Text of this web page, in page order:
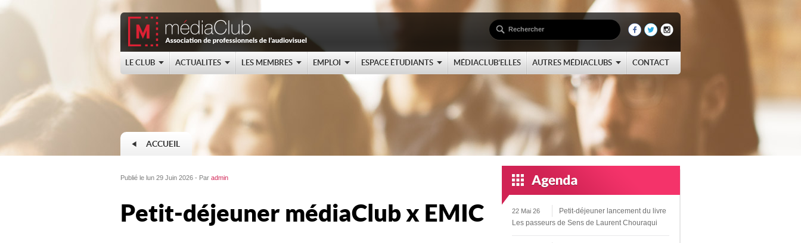
LE CLUB ACTUALITES LES MEMBRES EMPLOI ESPACE ÉTUDIANTS MÉDIACLUB’ELLES AUTRES MÉDIACLUBS CONTACT
ACCUEIL
Publié le lun 29 Juin 2026 - Par admin
Petit-déjeuner médiaClub x EMIC 22 Mai 26
Petit-déjeuner lancement du livre
Les passeurs de Sens de Laurent Chouraqui